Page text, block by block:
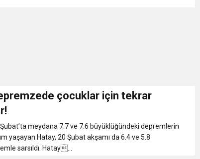
çocuklar için tekrar
meydana 7.7 ve 7.6 büyüklüğündeki depremlerin
yaşayan Hatay, 20 Şubat akşamı da 6.4 ve 5.8
sarsıldı. Hatay...